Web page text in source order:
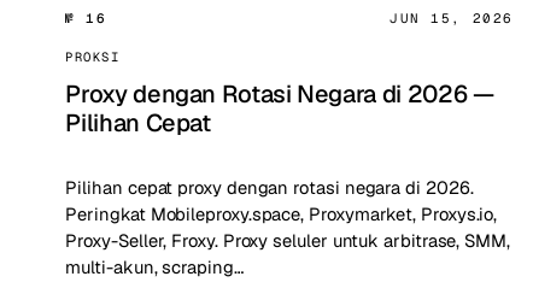
№ 16 JUN 15, 2026
PROKSI
Proxy dengan Rotasi Negara di 2026 —
Pilihan Cepat
Pilihan cepat proxy dengan rotasi negara di 2026.
Peringkat Mobileproxy.space, Proxymarket, Proxys.io,
Proxy-Seller, Froxy. Proxy seluler untuk arbitrase, SMM,
multi-akun, scraping…